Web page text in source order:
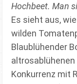
Hochbeet. Man
Es sieht aus,
wilden
Blaublühender
Konkurrenz mit